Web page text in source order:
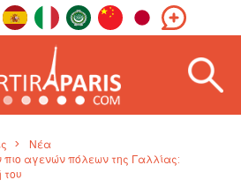
Νέα
πιο αγενών πόλεων της Γαλλίας: